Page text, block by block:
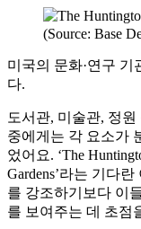
(Source: Base
미국의 문화·연구 기
다.
도서관, 미술관, 정
중에게는 각 요소가
었어요. ‘The
Gardens’라는 기다
를 강조하기보다 이
를 보여주는 데 초점